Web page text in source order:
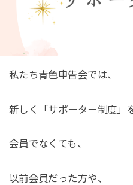
私たち青色申告会では、
新しく「サポーター制度」
会員でなくても、
以前会員だった方や、